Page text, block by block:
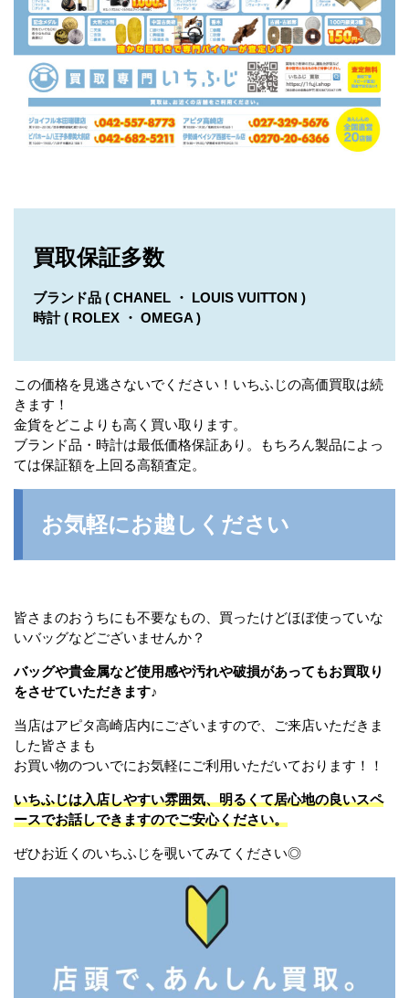
買取保証多数
ブランド品 ( CHANEL ・ LOUIS VUITTON )
時計 ( ROLEX ・ OMEGA )
この価格を見逃さないでください！いちふじの高価買取は続
きます！
金貨をどこよりも高く買い取ります。
ブランド品・時計は最低価格保証あり。もちろん製品によっ
ては保証額を上回る高額査定。
お気軽にお越しください
皆さまのおうちにも不要なもの、買ったけどほぼ使っていな
いバッグなどございませんか？
バッグや貴金属など使用感や汚れや破損があってもお買取り
をさせていただきます♪
当店はアピタ高崎店内にございますので、ご来店いただきま
した皆さまも
お買い物のついでにお気軽にご利用いただいております！！
いちふじは入店しやすい雰囲気、明るくて居心地の良いスペ
ースでお話しできますのでご安心ください。
ぜひお近くのいちふじを覗いてみてください◎